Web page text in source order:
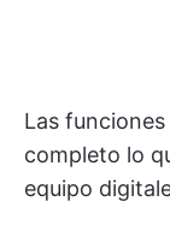
Las
completo lo
equipo